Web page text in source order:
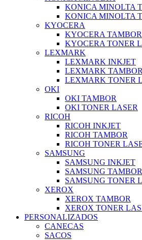
KONICA MINOLTA
KONICA MINOLTA
KYOCERA
KYOCERA TAMBOR
KYOCERA TONER
LEXMARK
LEXMARK INKJET
LEXMARK TAMBOR
LEXMARK TONER
OKI
OKI TAMBOR
OKI TONER LASER
RICOH
RICOH INKJET
RICOH TAMBOR
RICOH TONER
SAMSUNG
SAMSUNG INKJET
SAMSUNG TAMBOR
SAMSUNG TONER
XEROX
XEROX TAMBOR
XEROX TONER
PERSONALIZADOS
CANECAS
SACOS